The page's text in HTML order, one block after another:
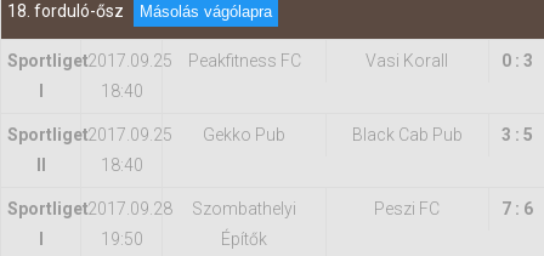
18. forduló-ősz Másolás vágólapra
Sportliget2017.09.25
18:40
Peakfitness FC Vasi Korall 0 : 3
Sportliget2017.09.25
18:40
Gekko Pub Black Cab Pub 3 : 5
Sportliget2017.09.28
19:50
Szombathelyi
Építők
Peszi FC 7 : 6